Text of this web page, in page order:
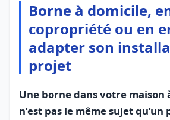
Borne à domicile,
copropriété ou en
adapter son
projet
Une borne dans votre maison
n’est pas le même sujet qu’un